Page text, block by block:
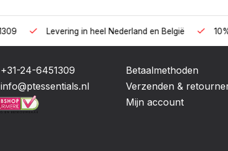
Levering in heel Nederland en België 10% korting
+31-24-6451309
info@ptessentials.nl
Betaalmethoden
Verzenden &
Mijn account